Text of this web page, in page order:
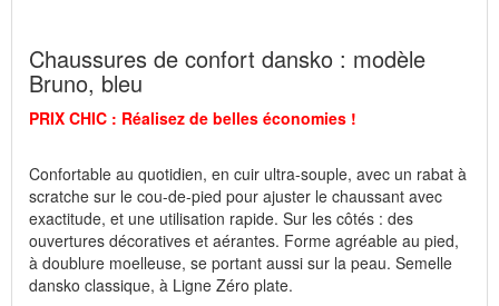
Dans la limite du stock !
Nous tenons à vous informer du fait envisageable qu'un article
Fabricant : idéalsko S.A.R.L., Rue de l'Industrie, F-67160
Wissembourg, E-mail : service@idealsko.fr
Chaussures de confort dansko : modèle
Bruno, bleu
PRIX CHIC : Réalisez de belles économies !
Confortable au quotidien, en cuir ultra-souple, avec un rabat à
scratche sur le cou-de-pied pour ajuster le chaussant avec
exactitude, et une utilisation rapide. Sur les côtés : des
ouvertures décoratives et aérantes. Forme agréable au pied,
à doublure moelleuse, se portant aussi sur la peau. Semelle
dansko classique, à Ligne Zéro plate.